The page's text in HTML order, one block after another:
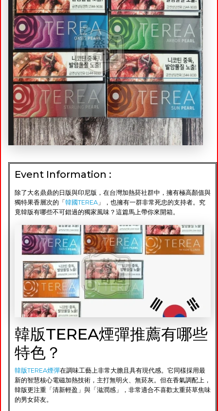
Event Information :
除了大名鼎鼎的日版與印尼版，在台灣加熱菸社群中，擁有極高顏值與
獨特果香層次的「韓國TEREA 」，也擁有一群非常死忠的支持者。究
竟韓版有哪些不可錯過的獨家風味？這篇馬上帶你來開箱。
韓版TEREA煙彈推薦有哪些
特色？
韓版TEREA煙彈在調味工藝上非常大膽且具有現代感。它同樣採用最
新的智慧核心電磁加熱技術，主打無明火、無菸灰。但在香氣調配上，
韓版更注重「清新輕盈」與「滋潤感」，非常適合不喜歡太重菸草焦味
的男女菸友。